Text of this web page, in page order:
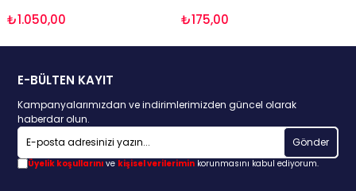
₺1.050,00 ₺175,00
E-BÜLTEN KAYIT
Kampanyalarımızdan ve indirimlerimizden güncel olarak
haberdar olun.
Gönder
Üyelik koşullarını ve kişisel verilerimin korunmasını kabul ediyorum.